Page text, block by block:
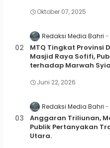
Oktober 07, 2025
Redaksi Media Bahri
MTQ Tingkat Provinsi
Masjid Raya Sofifi,
terhadap Marwah
Juni 22, 2026
Redaksi Media Bahri
Anggaran Triliunan,
Publik Pertanyakan
Utara.